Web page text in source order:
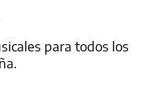
para todos los